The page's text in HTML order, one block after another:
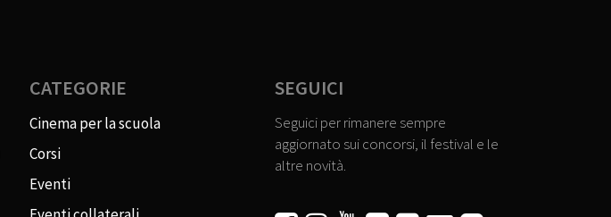
CATEGORIE
Cinema per la scuola
Corsi
Eventi
SEGUICI
Seguici per rimanere sempre
aggiornato sui concorsi, il festival e le
altre novità.